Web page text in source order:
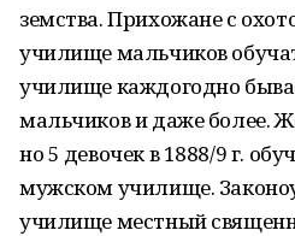
земства. Прихожане с
училище мальчиков
училище каждогодно
мальчиков и даже более.
но 5 девочек в 1888/9 г.
мужском училище.
училище местный